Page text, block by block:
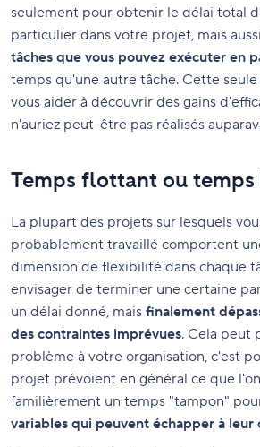
seulement pour obtenir le délai total
particulier dans votre projet, mais
tâches que vous pouvez exécuter en
temps qu'une autre tâche. Cette
vous aider à découvrir des gains
n'auriez peut-être pas réalisés
Temps flottant ou
La plupart des projets sur lesquels
probablement travaillé comportent
dimension de flexibilité dans chaque
envisager de terminer une certaine
un délai donné, mais finalement
des contraintes imprévues. Cela peut
problème à votre organisation, c'est
projet prévoient en général ce que
familièrement un temps "tampon"
variables qui peuvent échapper à leur